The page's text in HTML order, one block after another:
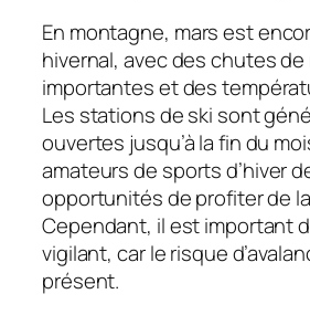
En montagne, mars est
hivernal, avec des chutes
importantes et des
Les stations de ski sont
ouvertes jusqu’à la fin du
amateurs de sports d’hiver
opportunités de profiter de
Cependant, il est important
vigilant, car le risque
présent.